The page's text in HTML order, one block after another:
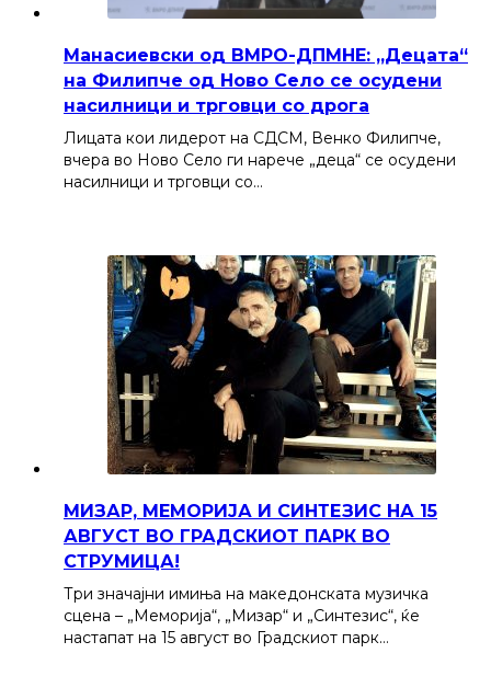
Манасиевски од ВМРО-ДПМНЕ: „Децата“
на Филипче од Ново Село се осудени
насилници и трговци со дрога
Лицата кои лидерот на СДСМ, Венко Филипче,
вчера во Ново Село ги нарече „деца“ се осудени
насилници и трговци со…
МИЗАР, МЕМОРИЈА И СИНТЕЗИС НА 15
АВГУСТ ВО ГРАДСКИОТ ПАРК ВО
СТРУМИЦА!
Три значајни имиња на македонската музичка
сцена – „Меморија“, „Мизар“ и „Синтезис“, ќе
настапат на 15 август во Градскиот парк…